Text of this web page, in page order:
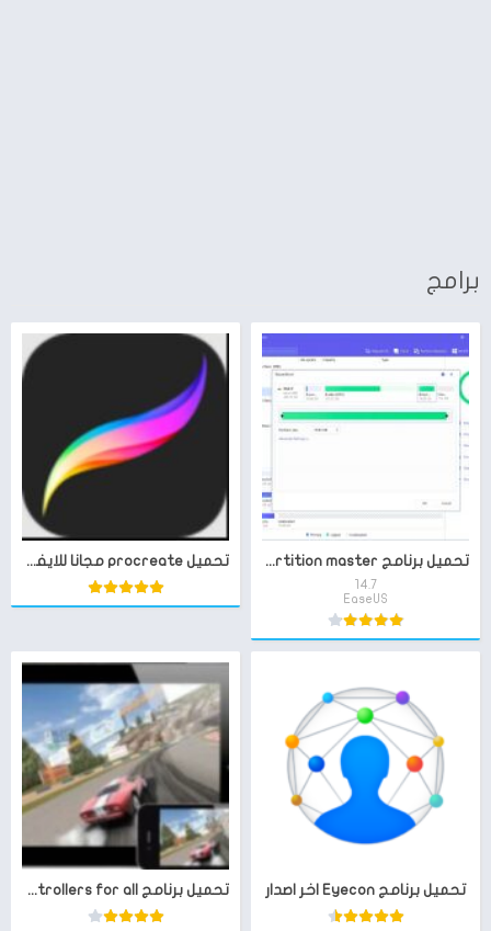
برامج
تحميل برنامج easeus partition master آخر اصدار
14.7
EaseUS
تحميل procreate مجانا للايفون
تحميل برنامج Eyecon اخر اصدار تحميل برنامج controllers for all للايفون